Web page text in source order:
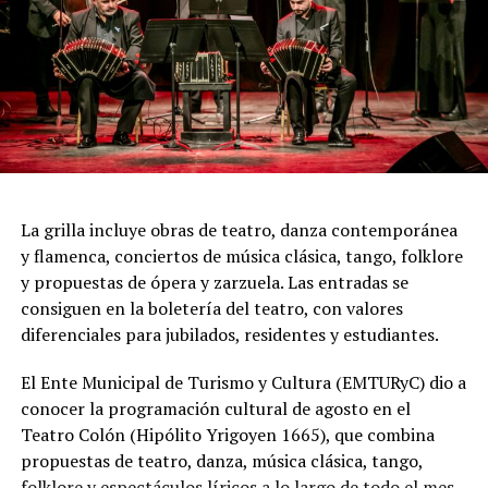
una demostración de virtuosismo, sensibilidad y trabajo
colectivo.
"Queremos que quienes todavía no conocen Tango
Furia descubran por qué el tango puede emocionar a
todas las generaciones. Y que quienes ya vivieron una de
nuestras funciones tengan ganas de volver, porque cada
función hay meses de ensayo y un enorme trabajo en
equipo para emocionar y sorprender al
público", expresa Emmanuel Marín.
distinguida con los Premios Estrella de Mar 2024 y
2026 como Mejor Espectáculo de Danza y con el Premio
Faro de Oro 2024. Además, Emmanuel Marín y Lola
Gutiérrez Rey obtuvieron el subcampeonato en el
La grilla incluye obras de teatro, danza contemporánea
y flamenca, conciertos de música clásica, tango, folklore
y propuestas de ópera y zarzuela. Las entradas se
consiguen en la boletería del teatro, con valores
diferenciales para jubilados, residentes y estudiantes.
El Ente Municipal de Turismo y Cultura (EMTURyC) dio a
conocer la programación cultural de agosto en el
Teatro Colón (Hipólito Yrigoyen 1665), que combina
propuestas de teatro, danza, música clásica, tango,